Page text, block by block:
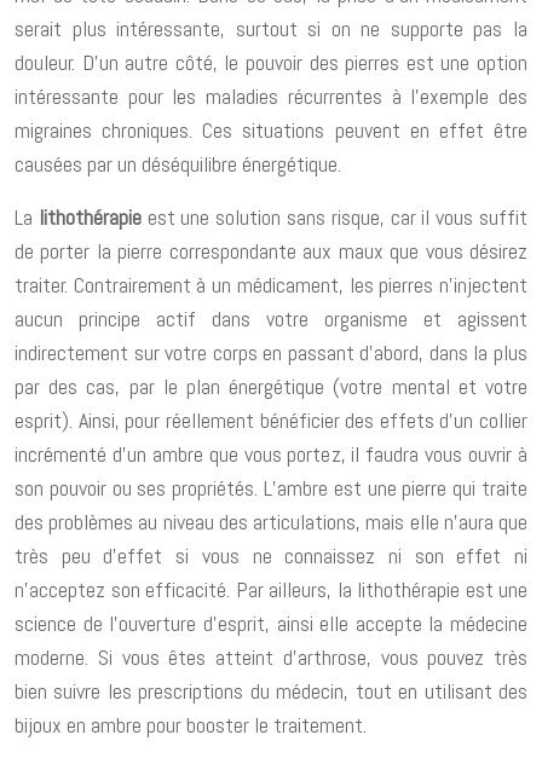
serait plus intéressante, surtout si on ne supporte pas la
douleur. D’un autre côté, le pouvoir des pierres est une option
intéressante pour les maladies récurrentes à l’exemple des
migraines chroniques. Ces situations peuvent en effet être
causées par un déséquilibre énergétique.
La lithothérapieest une solution sans risque, car il vous suffit
de porter la pierre correspondante aux maux que vous désirez
traiter. Contrairement à un médicament, les pierres n’injectent
aucun principe actif dans votre organisme et agissent
indirectement sur votre corps en passant d’abord, dans la plus
par des cas, par le plan énergétique (votre mental et votre
esprit). Ainsi, pour réellement bénéficier des effets d’un collier
incrémenté d’un ambre que vous portez, il faudra vous ouvrir à
son pouvoir ou ses propriétés. L’ambre est une pierre qui traite
des problèmes au niveau des articulations, mais elle n’aura que
très peu d’effet si vous ne connaissez ni son effet ni
n’acceptez son efficacité. Par ailleurs, la lithothérapie est une
science de l’ouverture d’esprit, ainsi elle accepte la médecine
moderne. Si vous êtes atteint d’arthrose, vous pouvez très
bien suivre les prescriptions du médecin, tout en utilisant des
bijoux en ambre pour booster le traitement.